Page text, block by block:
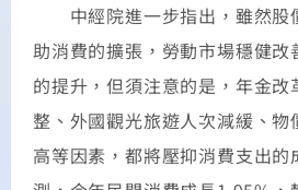
中經院進一步指出，雖然股
助消費的擴張，勞動市場穩健
的提升，但須注意的是，年金改
整、外國觀光旅遊人次減緩、
高等因素，都將壓抑消費支出